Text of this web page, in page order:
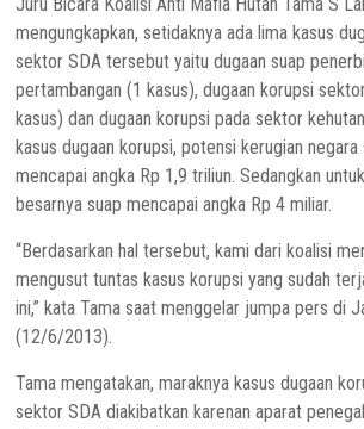
mengungkapkan, setidaknya ada lima kasus
sektor SDA tersebut yaitu dugaan suap
pertambangan (1 kasus), dugaan korupsi
kasus) dan dugaan korupsi pada sektor
kasus dugaan korupsi, potensi kerugian
mencapai angka Rp 1,9 triliun. Sedangkan
besarnya suap mencapai angka Rp 4 miliar.
“Berdasarkan hal tersebut, kami dari koalisi
mengusut tuntas kasus korupsi yang sudah
ini,” kata Tama saat menggelar jumpa pers di
(12/6/2013).
Tama mengatakan, maraknya kasus dugaan
sektor SDA diakibatkan karenan aparat